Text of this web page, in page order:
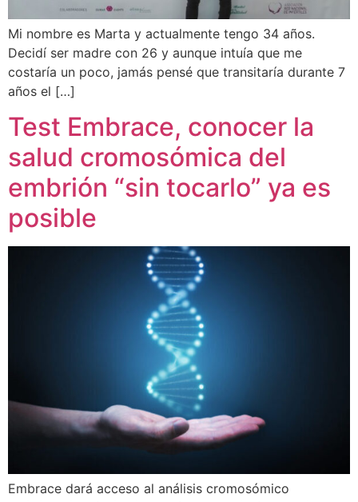
Mi nombre es Marta y actualmente tengo 34 años.
Decidí ser madre con 26 y aunque intuía que me
costaría un poco, jamás pensé que transitaría durante 7
años el […]
Test Embrace, conocer la
salud cromosómica del
embrión “sin tocarlo” ya es
posible
Embrace dará acceso al análisis cromosómico